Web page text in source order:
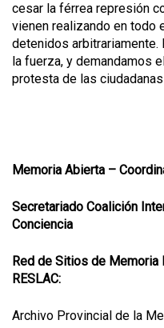
cesar la férrea represión
vienen realizando en todo
detenidos
la fuerza, y demandamos
protesta de las
Memoria Abierta –
Secretariado Coalición
Conciencia
Red de Sitios de Memoria
RESLAC:
Archivo Provincial de la